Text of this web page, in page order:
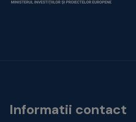
Informatii contact